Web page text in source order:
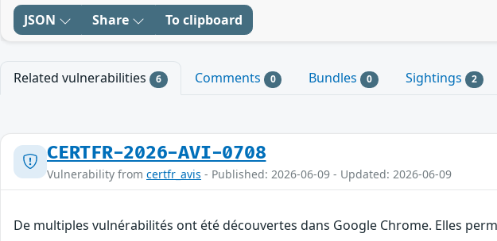
JSON Share To clipboard
Related vulnerabilities 6 Comments 0 Bundles 0 Sightings 2
CERTFR-2026-AVI-0708
Vulnerability from certfr_avis - Published: 2026-06-09 - Updated: 2026-06-09
De multiples vulnérabilités ont été découvertes dans Google Chrome. Elles